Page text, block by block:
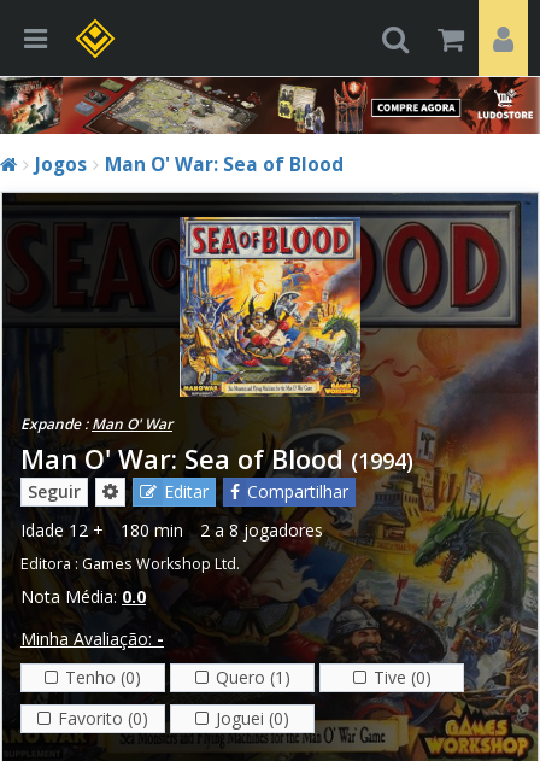
Jogos Man O' War: Sea of Blood
Expande :Man O' War
Man O' War: Sea of Blood (1994)
Seguir Editar
Compartilhar
Idade 12 + 180 min 2 a 8 jogadores
Editora : Games Workshop Ltd.
Nota Média: 0.0
Minha Avaliação: -
Tenho (0)
Quero (1)
Tive (0)
Favorito (0)
Joguei (0)